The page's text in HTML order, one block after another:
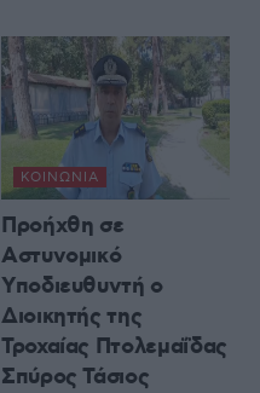
ΚΟΙΝΩΝΊΑ
Προήχθη σε
Αστυνομικό
Υποδιευθυντή ο
Διοικητής της
Τροχαίας Πτολεμαΐδας
Σπύρος Τάσιος